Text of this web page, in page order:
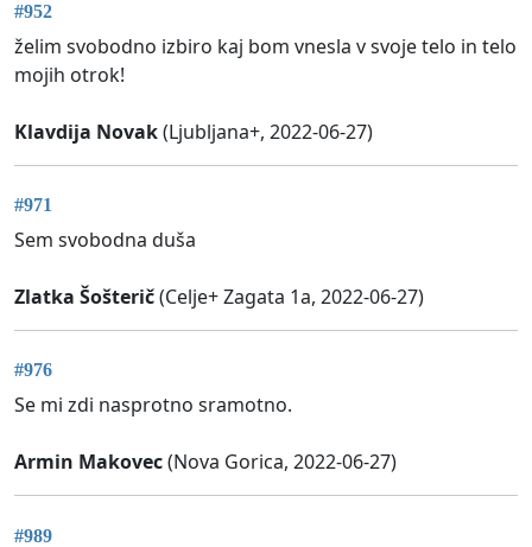
#952
želim svobodno izbiro kaj bom vnesla v svoje telo in telo
mojih otrok!
Klavdija Novak(Ljubljana+, 2022-06-27)
#971
Sem svobodna duša
Zlatka Šošterič(Celje+ Zagata 1a, 2022-06-27)
#976
Se mi zdi nasprotno sramotno.
Armin Makovec(Nova Gorica, 2022-06-27)
#989